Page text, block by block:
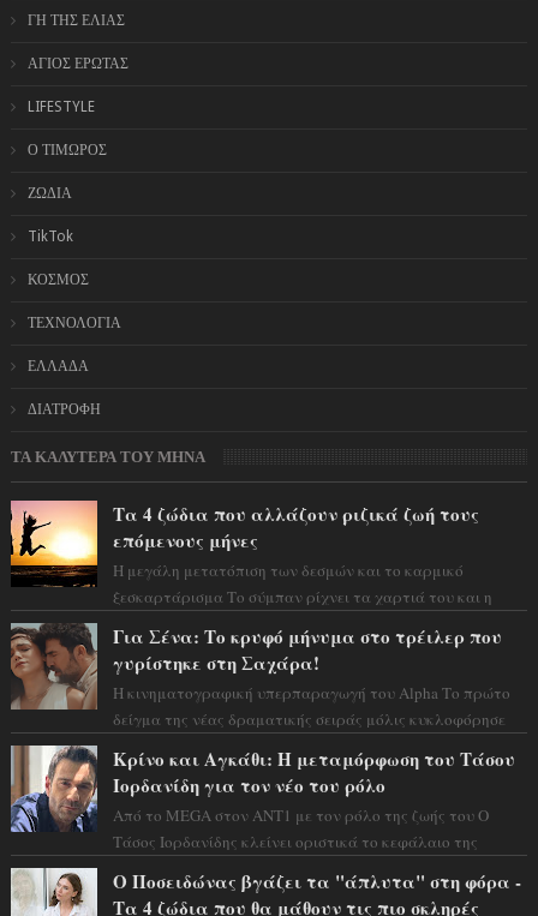
ΓΗ ΤΗΣ ΕΛΙΑΣ
ΑΓΙΟΣ ΕΡΩΤΑΣ
LIFESTYLE
Ο ΤΙΜΩΡΟΣ
ΖΩΔΙΑ
TikTok
ΚΟΣΜΟΣ
ΤΕΧΝΟΛΟΓΙΑ
ΕΛΛΑΔΑ
ΔΙΑΤΡΟΦΗ
ΤΑ ΚΑΛΥΤΕΡΑ ΤΟΥ ΜΗΝΑ
Τα 4 ζώδια που αλλάζουν ριζικά ζωή τους
επόμενους μήνες
Η μεγάλη μετατόπιση των δεσμών και το καρμικό
ξεσκαρτάρισμα Το σύμπαν ρίχνει τα χαρτιά του και η
Για Σένα: Το κρυφό μήνυμα στο τρέιλερ που
γυρίστηκε στη Σαχάρα!
Η κινηματογραφική υπερπαραγωγή του Alpha Το πρώτο
δείγμα της νέας δραματικής σειράς μόλις κυκλοφόρησε
Κρίνο και Αγκάθι: Η μεταμόρφωση του Τάσου
Ιορδανίδη για τον νέο του ρόλο
Από το MEGA στον ΑΝΤ1 με τον ρόλο της ζωής του Ο
Τάσος Ιορδανίδης κλείνει οριστικά το κεφάλαιο της
Ο Ποσειδώνας βγάζει τα "άπλυτα" στη φόρα -
Τα 4 ζώδια που θα μάθουν τις πιο σκληρές